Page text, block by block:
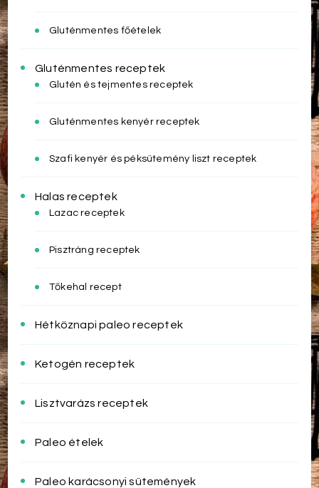
Gluténmentes főételek
Gluténmentes receptek
Glutén és tejmentes receptek
Gluténmentes kenyér receptek
Szafi kenyér és péksütemény liszt receptek
Halas receptek
Lazac receptek
Pisztráng receptek
Tőkehal recept
Hétköznapi paleo receptek
Ketogén receptek
Lisztvarázs receptek
Paleo ételek
Paleo karácsonyi sütemények